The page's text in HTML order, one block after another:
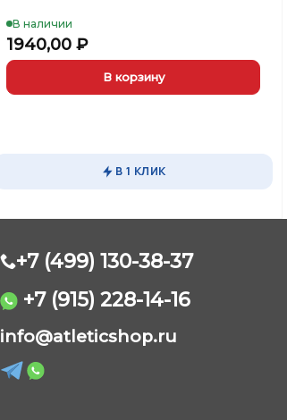
В наличии
1940,00₽
В корзину
В 1 КЛИК
+7 (499) 130-38-37
+7 (915) 228-14-16
info@atleticshop.ru
Обычно отвечаем быстро